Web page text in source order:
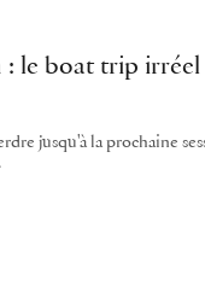
le boat trip irréel
jusqu'à la prochaine